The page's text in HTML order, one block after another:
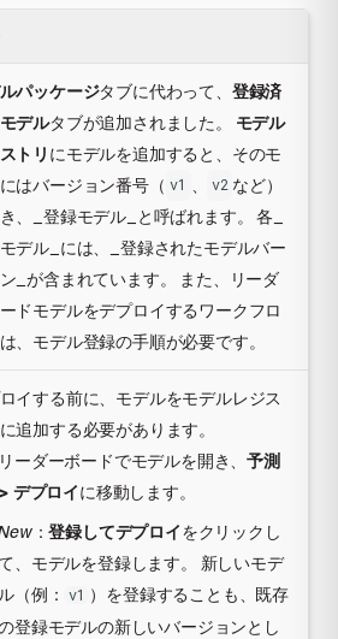
パッケージタブに代わって、 登録済
デルタブが追加されました。 モデル
トリ にモデルを追加すると、そのモ
はバージョン番号（ v1 v2 など）
、_登録モデル_と呼ばれます。 各_
デル_には、_登録されたモデルバー
_が含まれています。 また、リーダ
ドモデルをデプロイするワークフロ
、モデル登録の手順が必要です。
イする前に、モデルをモデルレジス
追加する必要があります。
リーダーボードでモデルを開き、予測
デプロイに移動します。
：登録してデプロイをクリックし
て、モデルを登録します。 新しいモデ
ル（例： v1 ）を登録することも、既存
登録モデルの新しいバージョンとし